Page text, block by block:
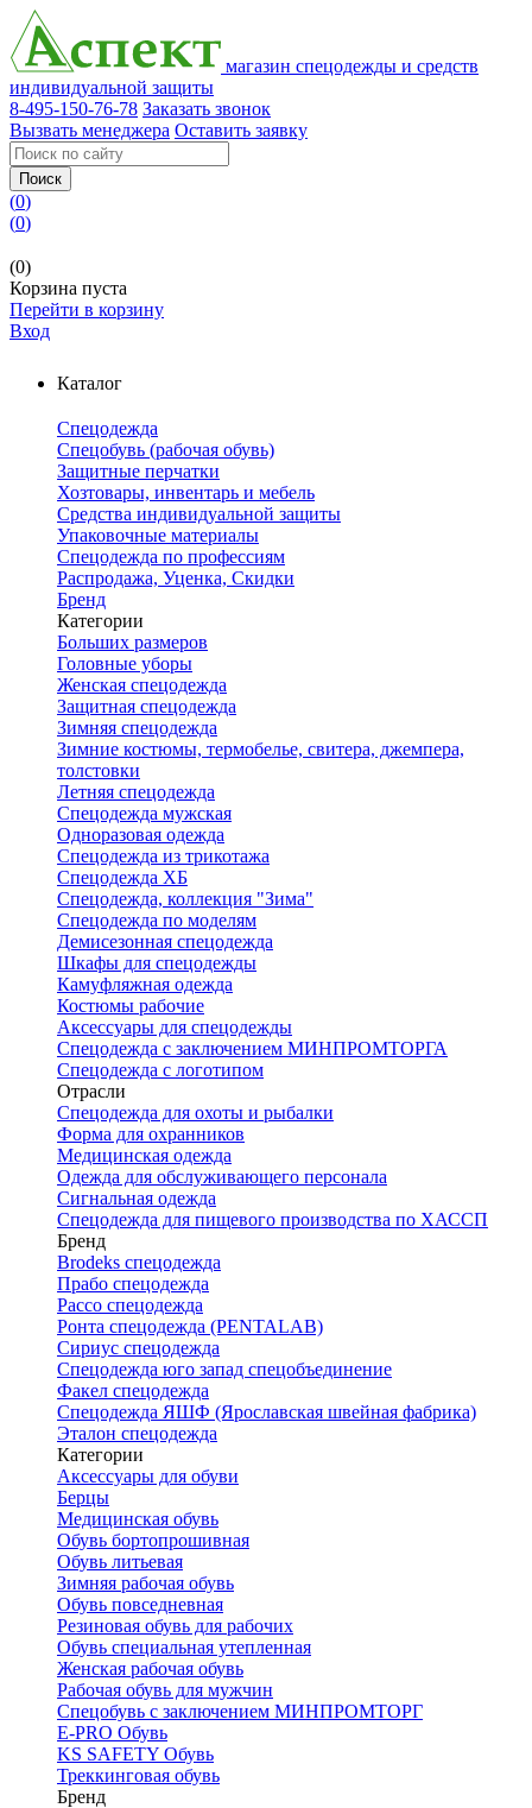
магазин спецодежды и средств
индивидуальной защиты
8-495-150-76-78 Заказать звонок
Вызвать менеджера Оставить заявку
Поиск
(0)
(0)
(0)
Корзина пуста
Перейти в корзину
Вход
Каталог
Спецодежда
Спецобувь (рабочая обувь)
Защитные перчатки
Хозтовары, инвентарь и мебель
Средства индивидуальной защиты
Упаковочные материалы
Спецодежда по профессиям
Распродажа, Уценка, Скидки
Бренд
Категории
Больших размеров
Головные уборы
Женская спецодежда
Защитная спецодежда
Зимняя спецодежда
Зимние костюмы, термобелье, свитера, джемпера,
толстовки
Летняя спецодежда
Спецодежда мужская
Одноразовая одежда
Спецодежда из трикотажа
Спецодежда ХБ
Спецодежда, коллекция "Зима"
Спецодежда по моделям
Демисезонная спецодежда
Шкафы для спецодежды
Камуфляжная одежда
Костюмы рабочие
Аксессуары для спецодежды
Спецодежда с заключением МИНПРОМТОРГА
Спецодежда с логотипом
Отрасли
Спецодежда для охоты и рыбалки
Форма для охранников
Медицинская одежда
Одежда для обслуживающего персонала
Сигнальная одежда
Спецодежда для пищевого производства по ХАССП
Бренд
Brodeks спецодежда
Прабо спецодежда
Рассо спецодежда
Ронта спецодежда (PENTALAB)
Сириус спецодежда
Спецодежда юго запад спецобъединение
Факел спецодежда
Спецодежда ЯШФ (Ярославская швейная фабрика)
Эталон спецодежда
Категории
Аксессуары для обуви
Берцы
Медицинская обувь
Обувь бортопрошивная
Обувь литьевая
Зимняя рабочая обувь
Обувь повседневная
Резиновая обувь для рабочих
Обувь специальная утепленная
Женская рабочая обувь
Рабочая обувь для мужчин
Спецобувь с заключением МИНПРОМТОРГ
E-PRO Обувь
KS SAFETY Обувь
Треккинговая обувь
Бренд